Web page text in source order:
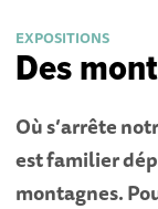
EXPOSITIONS
Des
Où s’arrête
est familier
montagnes.